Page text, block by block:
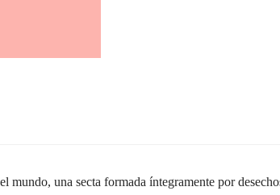
una secta formada íntegramente por